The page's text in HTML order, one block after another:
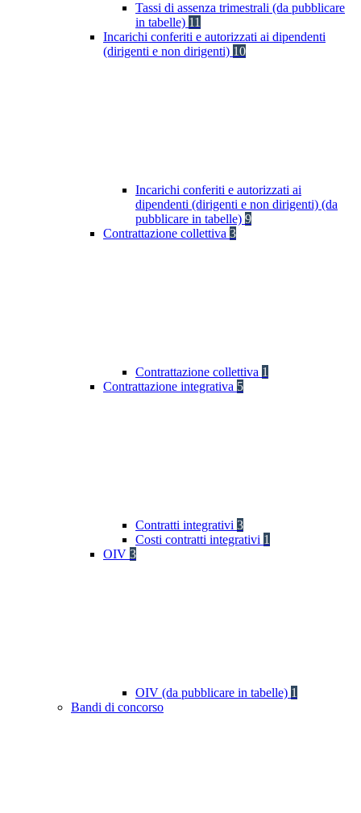
Tassi di assenza trimestrali (da pubblicare
in tabelle) 11
Incarichi conferiti e autorizzati ai dipendenti
(dirigenti e non dirigenti) 10
Incarichi conferiti e autorizzati ai
dipendenti (dirigenti e non dirigenti) (da
pubblicare in tabelle) 9
Contrattazione collettiva 3
Contrattazione collettiva 1
Contrattazione integrativa 5
Contratti integrativi 3
Costi contratti integrativi 1
OIV 3
OIV (da pubblicare in tabelle) 1
Bandi di concorso